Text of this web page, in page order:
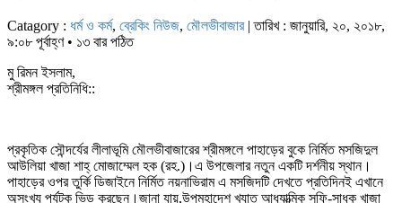
Catagory : ধর্ম ও কর্ম, ব্রেকিং নিউজ, মৌলভীবাজার| তারিখ : জানুয়ারি, ২০, ২০১৮,
৯:০৮ পূর্বাহ্ণ • ১৩ বার পঠিত
মু রিমন ইসলাম,
শ্রীমঙ্গল প্রতিনিধি::
প্রকৃতিক সৌন্দর্যের লীলাভূমি মৌলভীবাজারের শ্রীমঙ্গলে পাহাড়ের বুকে নির্মিত মসজিদুল
আউলিয়া খাজা শাহ্ মোজাম্মেল হক (রহ.)।এ উপজেলার নতুন একটি দর্শনীয় স্থান।
পাহাড়ের ওপর তুর্কি ডিজাইনে নির্মিত নয়নাভিরাম এ মসজিদটি দেখতে প্রতিদিনই এখানে
অসংখ্য পর্যটক ভিড় করছেন।জানা যায়,উপমহাদেশ খ্যাত আধ্যাত্মিক সুফি-সাধক খাজা